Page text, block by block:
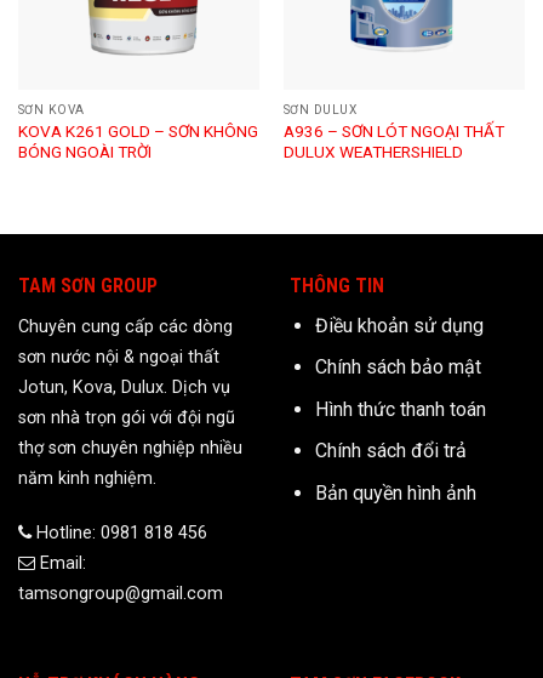
SƠN KOVA
KOVA K261 GOLD – SƠN KHÔNG
BÓNG NGOÀI TRỜI
SƠN DULUX
A936 – SƠN LÓT NGOẠI THẤT
DULUX WEATHERSHIELD
TAM SƠN GROUP
Chuyên cung cấp các dòng
sơn nước nội & ngoại thất
Jotun, Kova, Dulux. Dịch vụ
sơn nhà trọn gói với đội ngũ
thợ sơn chuyên nghiệp nhiều
năm kinh nghiệm.
Hotline: 0981 818 456
Email:
tamsongroup@gmail.com
THÔNG TIN
Điều khoản sử dụng
Chính sách bảo mật
Hình thức thanh toán
Chính sách đổi trả
Bản quyền hình ảnh